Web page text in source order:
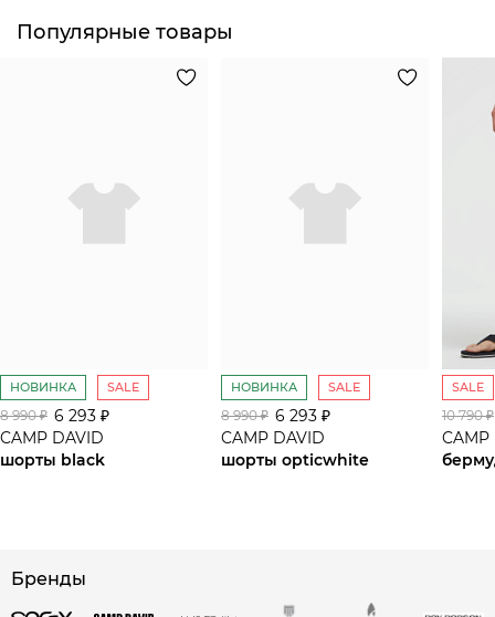
Популярные товары
НОВИНКА SALE
8 990 ₽ 6 293 ₽
CAMP DAVID
шорты black
НОВИНКА SALE
8 990 ₽ 6 293 ₽
CAMP DAVID
шорты opticwhite
SALE
10 790 ₽
CAMP
Бренды